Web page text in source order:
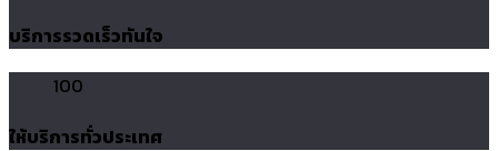
บริการรวดเร็วทันใจ
100
ให้บริการทั่วประเทศ